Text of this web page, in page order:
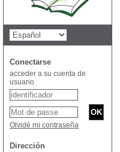
Conectarse
acceder a su cuenta de
usuario
Olvidé mi contraseña
Dirección